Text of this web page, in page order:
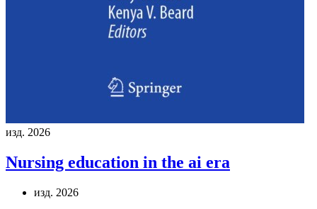
изд. 2026
Nursing education in the ai era
изд. 2026